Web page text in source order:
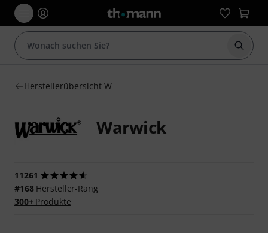
Suche
Herstellerübersicht W
Warwick
11261
#168Hersteller-Rang
300+Produkte